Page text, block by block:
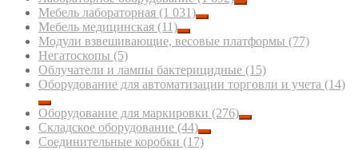
Мебель лабораторная (1 031)
Мебель медицинская (11)
Модули взвешивающие, весовые платформы (77)
Негатоскопы (5)
Облучатели и лампы бактерицидные (15)
Оборудование для автоматизации торговли и учета (14)
Оборудование для маркировки (276)
Складское оборудование (44)
Соединительные коробки (17)